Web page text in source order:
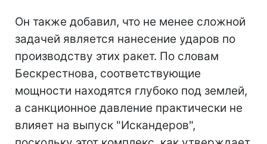
Он также добавил, что не менее сложной
задачей является нанесение ударов по
производству этих ракет. По словам
Бескрестнова, соответствующие
мощности находятся глубоко под землей,
а санкционное давление практически не
влияет на выпуск "Искандеров",